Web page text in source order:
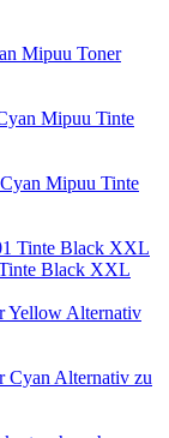
Mipuu Toner
Mipuu Tinte
Mipuu Tinte
Black XXL
Alternativ
Alternativ zu